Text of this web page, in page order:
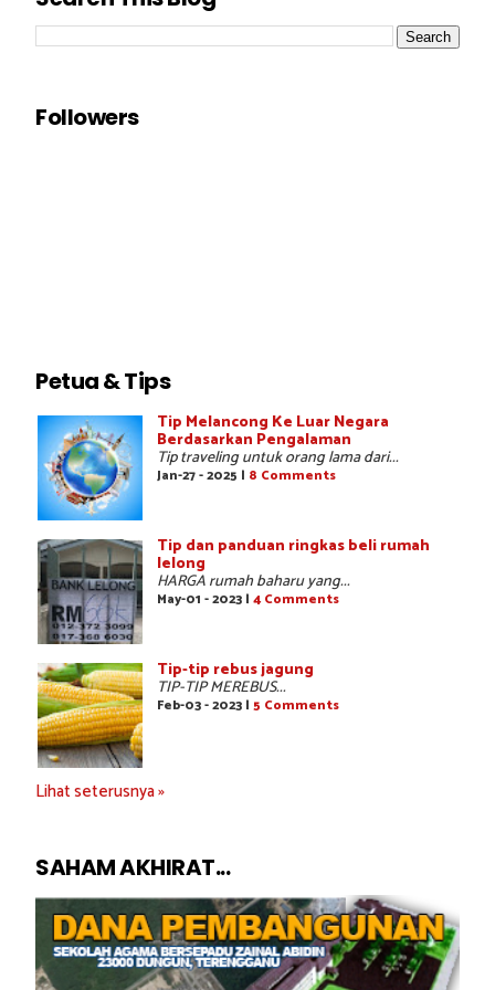
Followers
Petua & Tips
Tip Melancong Ke Luar Negara
Berdasarkan Pengalaman
Tip traveling untuk orang lama dari...
Jan-27 - 2025 | 8 Comments
Tip dan panduan ringkas beli rumah
lelong
HARGA rumah baharu yang...
May-01 - 2023 | 4 Comments
Tip-tip rebus jagung
TIP-TIP MEREBUS...
Feb-03 - 2023 | 5 Comments
Lihat seterusnya »
SAHAM AKHIRAT...